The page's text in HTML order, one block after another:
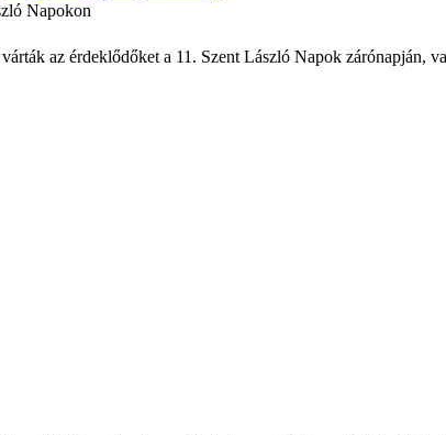
Napokon
az érdeklődőket a 11. Szent László Napok